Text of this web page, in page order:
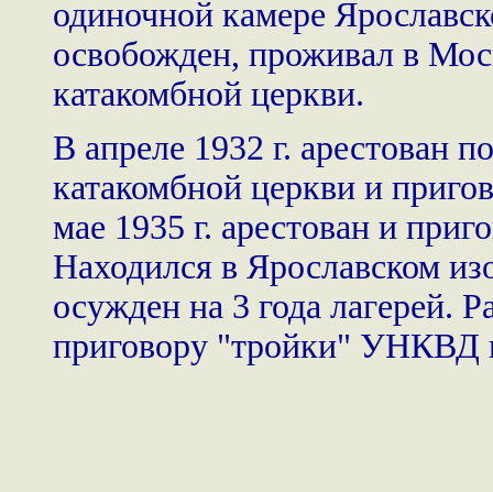
одиночной камере
освобожден, проживал в
катакомбной церкви.
В апреле 1932 г. арестован
катакомбной церкви и
мае 1935 г. арестован и
Находился в Ярославском
осужден на 3 года лагерей.
приговору "тройки" УНКВД